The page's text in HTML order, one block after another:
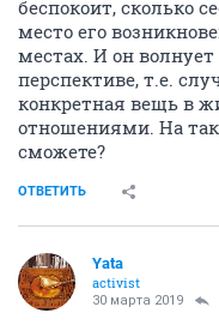
беспокоит, сколько
место его
местах. И он
перспективе, т.е.
конкретная вещь в
отношениями. На
сможете?
ОТВЕТИТЬ
Yata
activist
30 марта 2019